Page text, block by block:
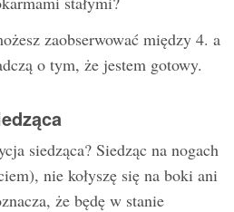
zaobserwować między 4. a
o tym, że jestem gotowy.
siedząca? Siedząc na nogach
nie kołyszę się na boki ani
że będę w stanie